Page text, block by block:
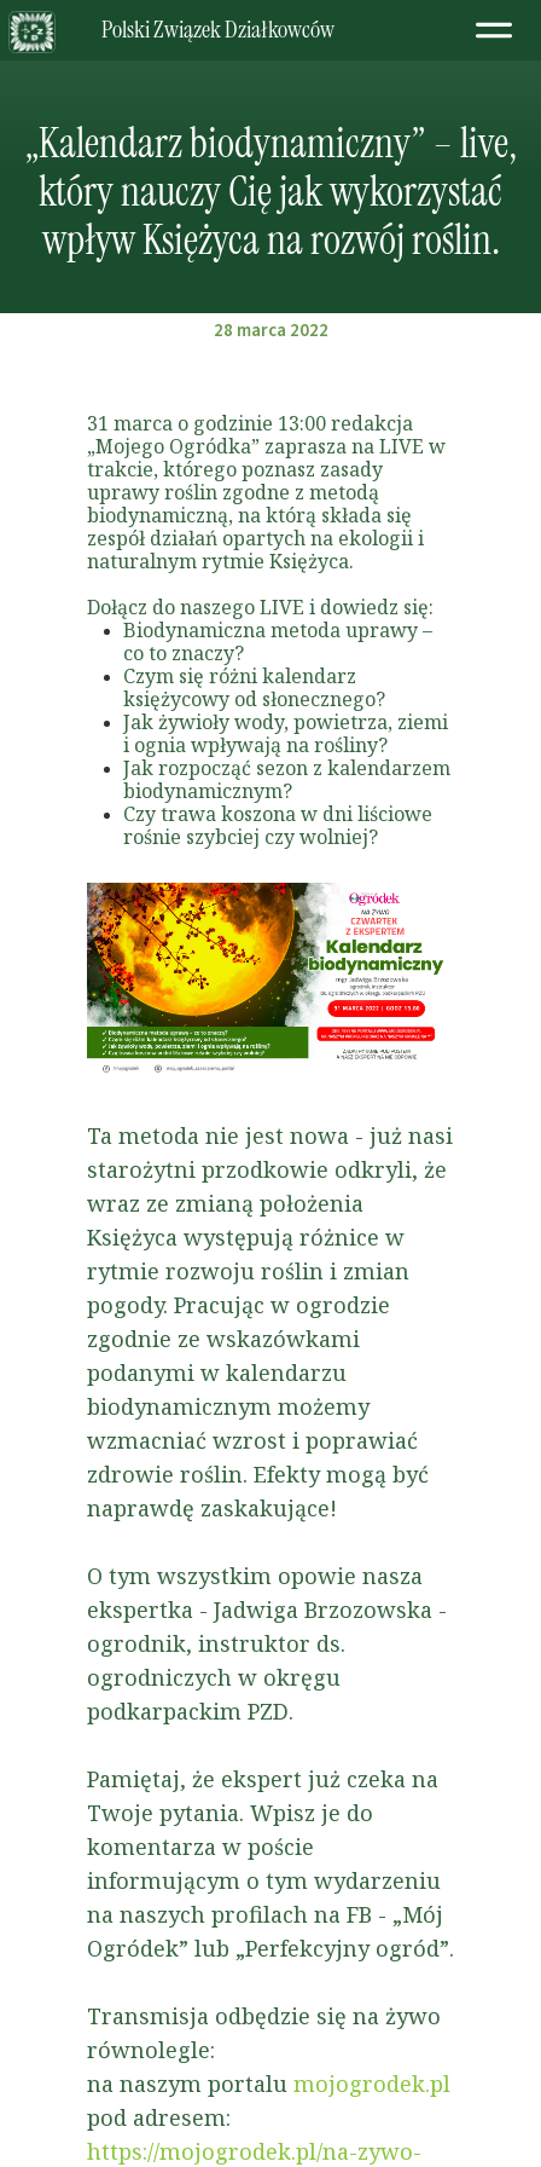
Polski Związek Działkowców
„Kalendarz biodynamiczny” – live,
który nauczy Cię jak wykorzystać
wpływ Księżyca na rozwójroślin.
28 marca 2022
31 marca o godzinie 13:00 redakcja
„Mojego Ogródka” zaprasza na LIVE w
trakcie, którego poznasz zasady
uprawy roślin zgodne z metodą
biodynamiczną, na którą składa się
zespół działań opartych na ekologii i
naturalnym rytmie Księżyca.
Dołącz do naszego LIVE i dowiedz się:
Biodynamiczna metoda uprawy –
co to znaczy?
Czym się różni kalendarz
księżycowy od słonecznego?
Jak żywioły wody, powietrza, ziemi
i ognia wpływają na rośliny?
Jak rozpocząć sezon z kalendarzem
biodynamicznym?
Czy trawa koszona w dni liściowe
rośnie szybciej czy wolniej?
Ta metoda nie jest nowa - już nasi
starożytni przodkowie odkryli, że
wraz ze zmianą położenia
Księżyca występują różnice w
rytmie rozwoju roślin i zmian
pogody. Pracując w ogrodzie
zgodnie ze wskazówkami
podanymi w kalendarzu
biodynamicznym możemy
wzmacniać wzrost i poprawiać
zdrowie roślin. Efekty mogą być
naprawdę zaskakujące!
O tym wszystkim opowie nasza
ekspertka - Jadwiga Brzozowska -
ogrodnik, instruktor ds.
ogrodniczych w okręgu
podkarpackim PZD.
Pamiętaj, że ekspert już czeka na
Twoje pytania. Wpisz je do
komentarza w poście
informującym o tym wydarzeniu
na naszych profilach na FB - „Mój
Ogródek” lub „Perfekcyjny ogród”.
Transmisja odbędzie się na żywo
równolegle:
na naszym portalu mojogrodek.pl
pod adresem:
https://mojogrodek.pl/na-zywo-